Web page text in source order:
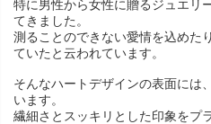
特に男性から女性に贈るジュエリ
てきました。
測ることのできない愛情を込めた
ていたと云われています。
そんなハートデザインの表面には
います。
繊細さとスッキリとした印象をプ